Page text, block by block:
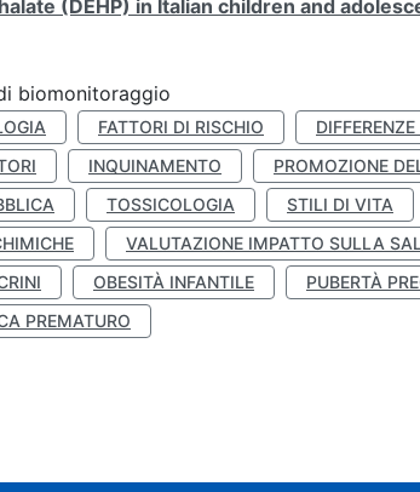
(DEHP) in Italian children and
biomonitoraggio
FATTORI DI RISCHIO
INQUINAMENTO PROMOZIONE
TOSSICOLOGIA STILI DI VITA
VALUTAZIONE IMPATTO SULLA
OBESITÀ INFANTILE PUBERTÀ
PREMATURO